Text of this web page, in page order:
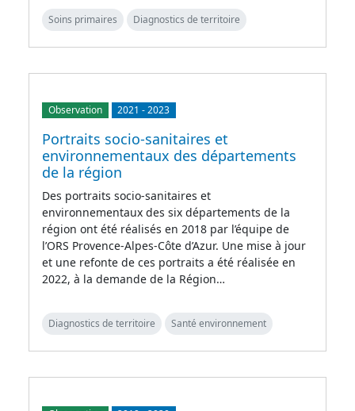
Soins primaires Diagnostics de territoire
Observation 2021 -2023
Portraits socio-sanitaires et
environnementaux des départements
de la région
Des portraits socio-sanitaires et
environnementaux des six départements de la
région ont été réalisés en 2018 par l’équipe de
l’ORS Provence-Alpes-Côte d’Azur. Une mise à jour
et une refonte de ces portraits a été réalisée en
2022, à la demande de la Région…
Diagnostics de territoire Santé environnement